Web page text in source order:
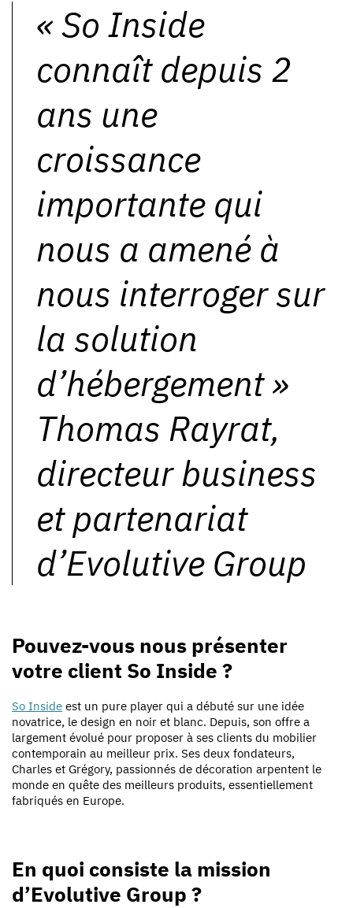
«So Inside
connaît depuis 2
ans une
croissance
importante qui
nous a amené à
nous interroger sur
la solution
d’hébergement»
Thomas Rayrat,
directeur business
et partenariat
d’Evolutive Group
Pouvez-vous nous présenter
votre client So Inside ?
So Inside est un pure player qui a débuté sur une idée
novatrice, le design en noir et blanc. Depuis, son offre a
largement évolué pour proposer à ses clients du mobilier
contemporain au meilleur prix. Ses deux fondateurs,
Charles et Grégory, passionnés de décoration arpentent le
monde en quête des meilleurs produits, essentiellement
fabriqués en Europe.
En quoi consiste la mission
d’Evolutive Group ?